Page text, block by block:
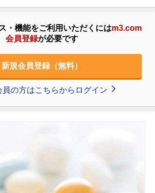
・機能をご利用いただくにはm3.com
会員登録が必要です
新規会員登録（無料）
員の方はこちらからログイン